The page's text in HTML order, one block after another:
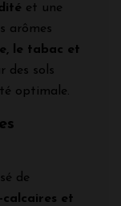
et une
arômes
le tabac et
des sols
optimale.
de
et